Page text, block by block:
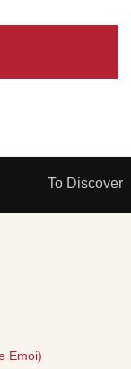
To Discover
Emoi)